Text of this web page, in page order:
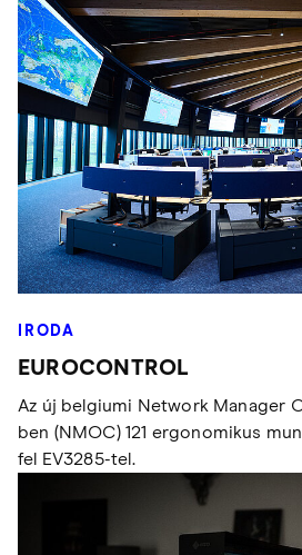
IRODA
EUROCONTROL
Az új belgiumi Network Manager
ben (NMOC) 121 ergonomikus
fel EV3285-tel.